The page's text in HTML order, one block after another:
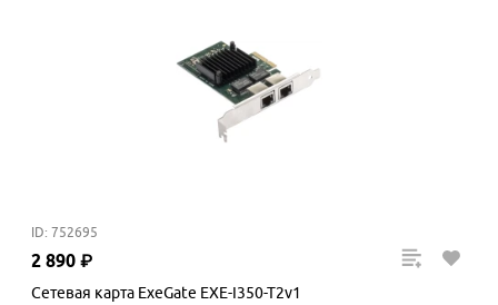
ID: 752695
2 890 ₽
Сетевая карта ExeGate EXE-I350-T2v1